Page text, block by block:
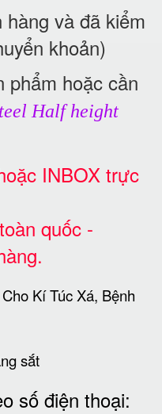
và đã kiểm
khoản)
phẩm hoặc cần
Half height
INBOX trực
quốc -
số điện thoại: